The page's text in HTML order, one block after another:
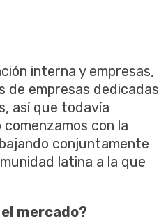
interna y empresas,
de empresas dedicadas
así que todavía
con la
conjuntamente
latina a la que
mercado?